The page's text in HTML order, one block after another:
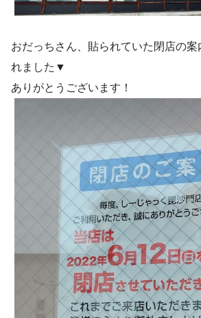
おだっちさん、貼られていた閉店の案
れました▼
ありがとうございます！